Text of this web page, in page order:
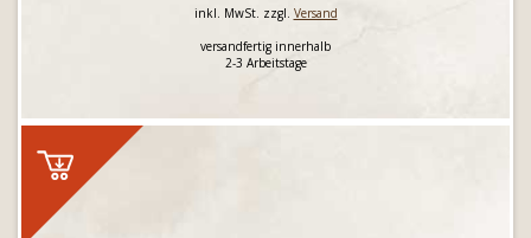
inkl. MwSt. zzgl. Versand
versandfertig innerhalb
2-3 Arbeitstage